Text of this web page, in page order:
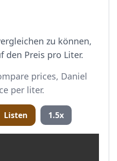
zu können,
den Preis pro Liter.
prices, Daniel
per liter.
Listen 1.5x